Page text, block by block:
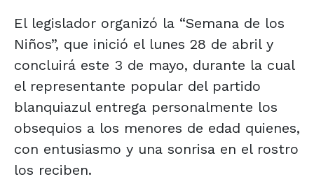
El legislador organizó la “Semana de los
Niños”, que inició el lunes 28 de abril y
concluirá este 3 de mayo, durante la cual
el representante popular del partido
blanquiazul entrega personalmente los
obsequios a los menores de edad quienes,
con entusiasmo y una sonrisa en el rostro
los reciben.